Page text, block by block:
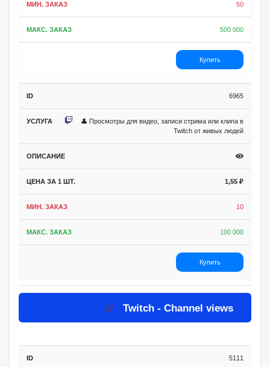
50
500 000
Купить
6965
👤 Просмотры для видео, записи стрима или клипа в
Twitch от живых людей
1,55 ₽
10
100 000
Купить
Twitch - Channel views
5111